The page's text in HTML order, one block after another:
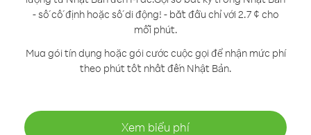
- số cố định hoặc số di động! - bắt đầu chỉ với 2.7 ¢ cho
mỗi phút.
Mua gói tín dụng hoặc gói cước cuộc gọi để nhận mức phí
theo phút tốt nhất đến Nhật Bản.
Xem biểu phí